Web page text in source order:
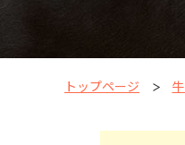
トップページ